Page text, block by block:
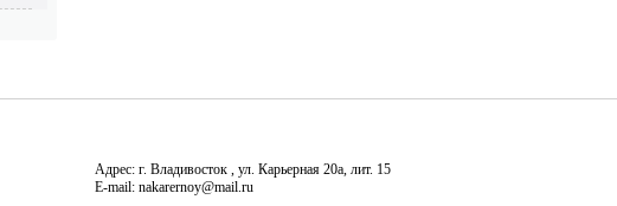
Адрес: г. Владивосток , ул. Карьерная 20а, лит. 15
E-mail: nakarernoy@mail.ru